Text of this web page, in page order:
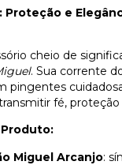
Proteção e
cheio de
. Sua corrente
pingentes
fé, proteção
Miguel Arcanjo: